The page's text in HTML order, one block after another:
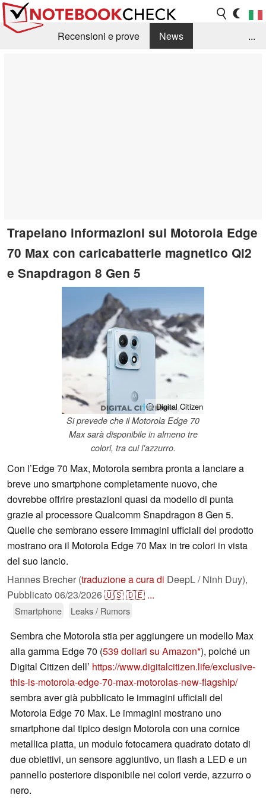
Recensioni e prove
News
...
Trapelano informazioni sul Motorola Edge
70 Max con caricabatterie magnetico Qi2
e Snapdragon 8 Gen 5
ⓘ Digital Citizen
Si prevede che il Motorola Edge 70
Max sarà disponibile in almeno tre
colori, tra cui l'azzurro.
Con l’Edge 70 Max, Motorola sembra pronta a lanciare a
breve uno smartphone completamente nuovo, che
dovrebbe offrire prestazioni quasi da modello di punta
grazie al processore Qualcomm Snapdragon 8 Gen 5.
Quelle che sembrano essere immagini ufficiali del prodotto
mostrano ora il Motorola Edge 70 Max in tre colori in vista
del suo lancio.
Hannes Brecher (traduzione a cura di DeepL / Ninh Duy),
Pubblicato 06/23/2026🇺🇸🇩🇪 ...
Smartphone Leaks / Rumors
Sembra che Motorola stia per aggiungere un modello Max
alla gamma Edge 70 (539 dollari su Amazon ), poiché un
Digital Citizen dell’ https://www.digitalcitizen.life/exclusive-
this-is-motorola-edge-70-max-motorolas-new-flagship/
sembra aver già pubblicato le immagini ufficiali del
Motorola Edge 70 Max. Le immagini mostrano uno
smartphone dal tipico design Motorola con una cornice
metallica piatta, un modulo fotocamera quadrato dotato di
due obiettivi, un sensore aggiuntivo, un flash a LED e un
pannello posteriore disponibile nei colori verde, azzurro o
nero.